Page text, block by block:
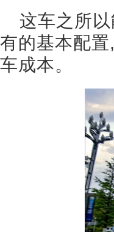
这车之所
有的基本配
车成本。